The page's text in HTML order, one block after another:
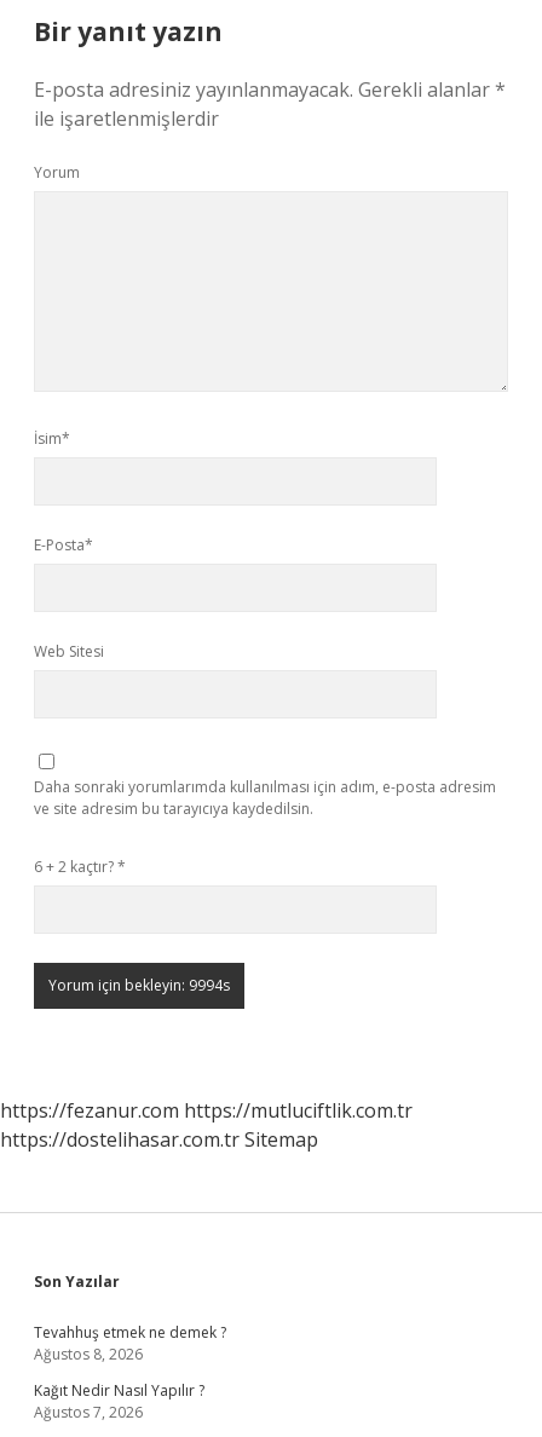
Bir yanıt yazın
E-posta adresiniz yayınlanmayacak. Gerekli alanlar*
ile işaretlenmişlerdir
Yorum
İsim*
E-Posta*
Web Sitesi
Daha sonraki yorumlarımda kullanılması için adım, e-posta adresim
ve site adresim bu tarayıcıya kaydedilsin.
6 + 2 kaçtır?*
https://fezanur.com https://mutluciftlik.com.tr
https://dostelihasar.com.trSitemap
Sidebar
Son Yazılar
Tevahhuş etmek ne demek ?
Ağustos 8, 2026
Kağıt Nedir Nasıl Yapılır ?
Ağustos 7, 2026